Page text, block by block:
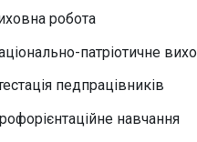
робота
патріотичне
педпрацівників
навчання